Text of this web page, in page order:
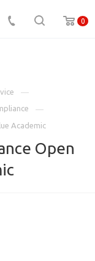
0
Academic
Open